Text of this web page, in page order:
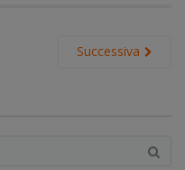
Successiva